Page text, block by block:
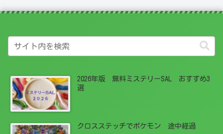
2026年版 無料ミステリーSAL おすすめ3
選
クロスステッチでポケモン 途中経過